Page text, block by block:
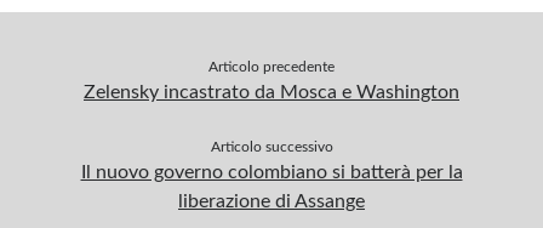
Articolo precedente
Zelensky incastrato da Mosca e Washington
Articolo successivo
Il nuovo governo colombiano si batterà per la
liberazione di Assange